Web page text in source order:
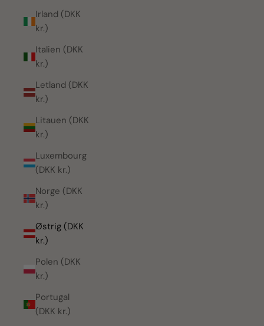
Irland (DKK
kr.)
Italien (DKK
kr.)
Letland (DKK
kr.)
Litauen (DKK
kr.)
Luxembourg
(DKK kr.)
Norge (DKK
kr.)
Østrig (DKK
kr.)
Polen (DKK
kr.)
Portugal
(DKK kr.)